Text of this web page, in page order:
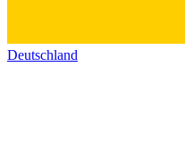
Deutschland